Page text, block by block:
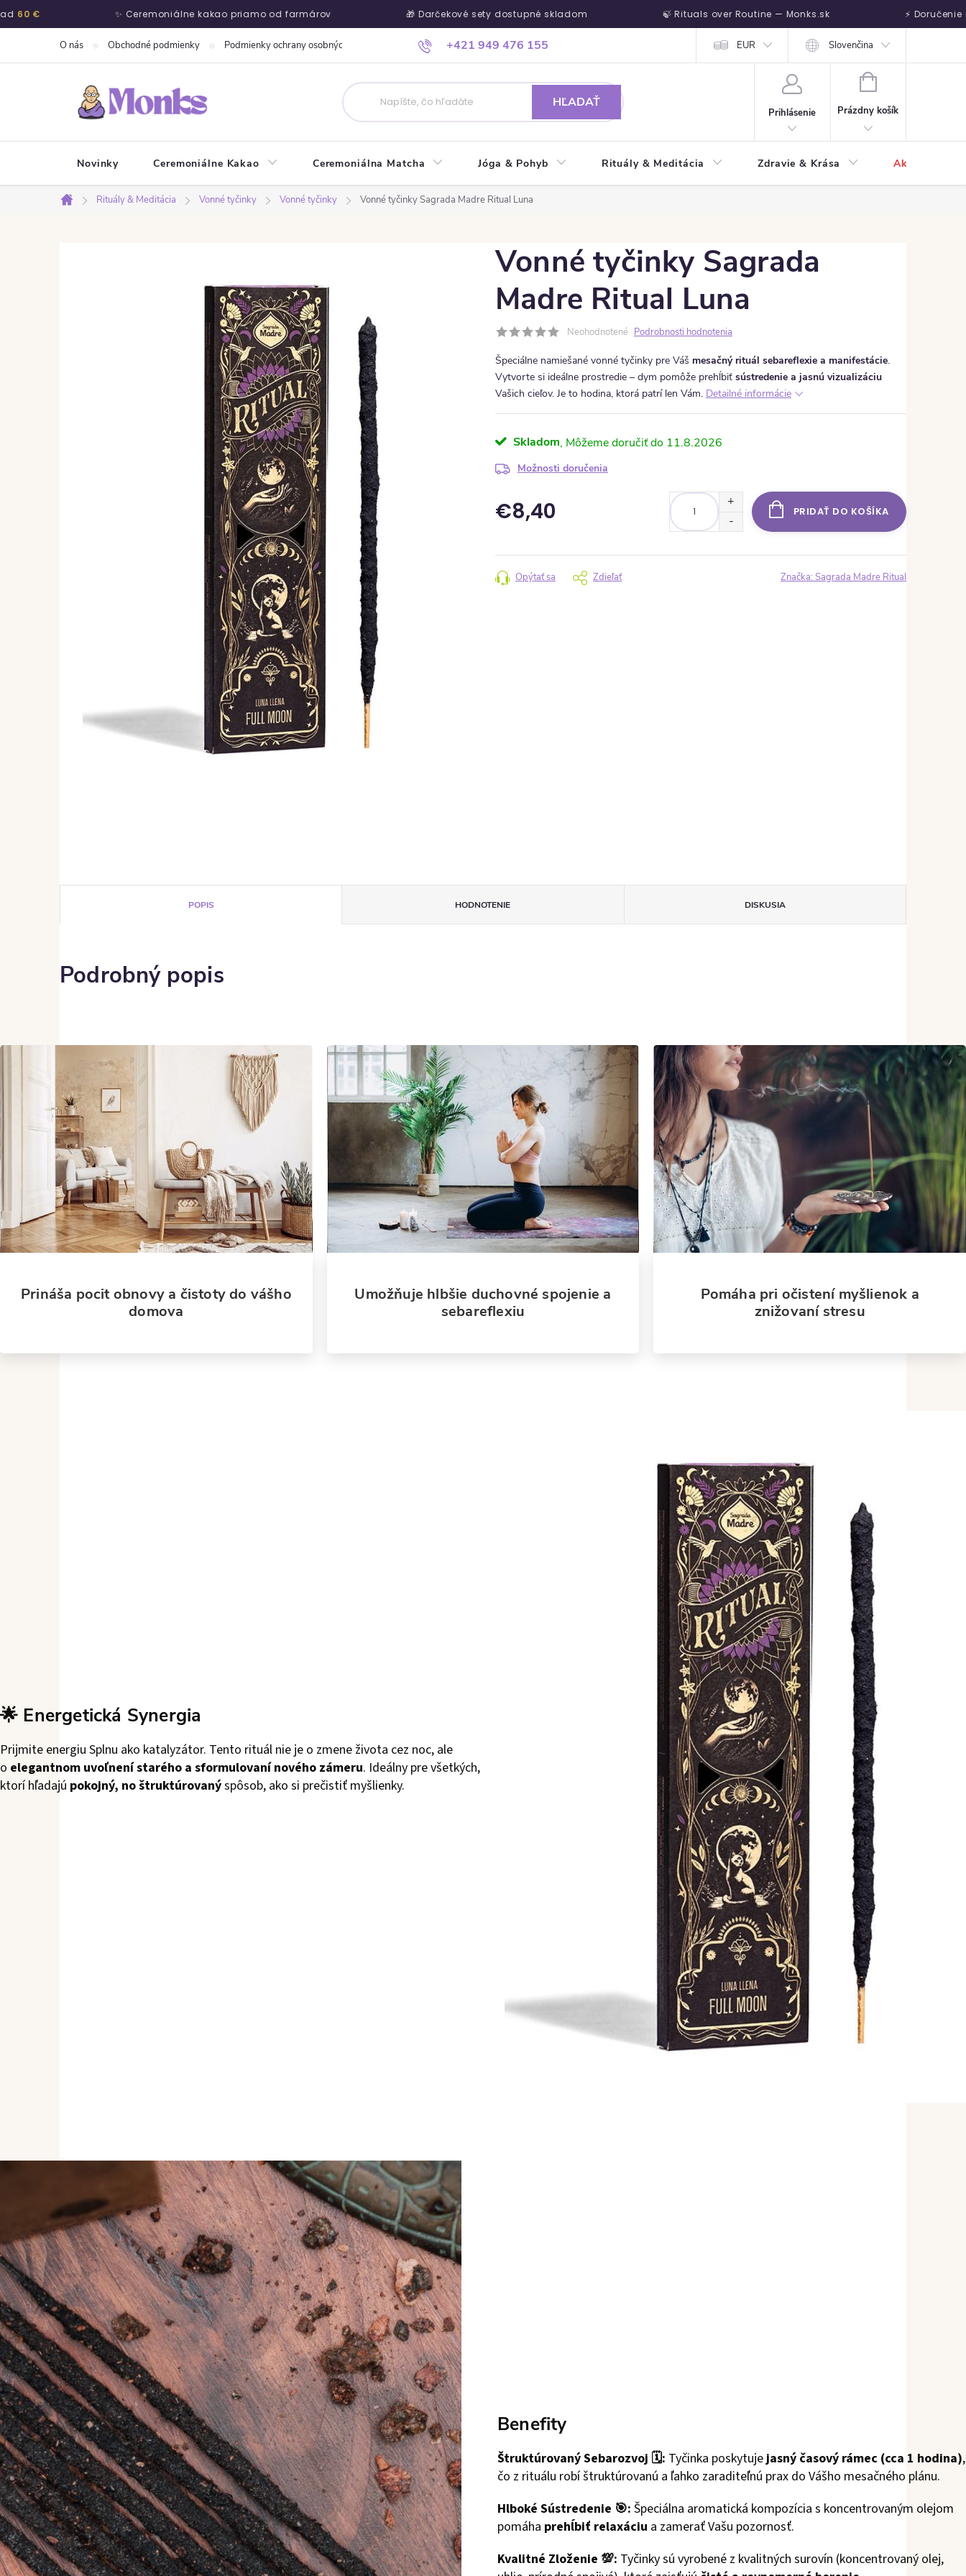
€ ✨ Ceremoniálne kakao priamo od farmárov 🎁 Darčekové sety dostupné skladom 🍃 Rituals over Routine — Monks.sk ⚡ Doručenie na
Prejsť na obsah
+421 949 476 155
O nás Obchodné podmienky Podmienky ochrany osobných údajov Ako nakupovať Kontakty Vrátenie tovaru
EUR Slovenčina
HĽADAŤ
Prihlásenie
NÁKUPNÝ KOŠÍK
Prázdny košík
Novinky Ceremoniálne Kakao Ceremoniálna Matcha Jóga & Pohyb Rituály & Meditácia Zdravie & Krása Akcie
Domov
Rituály & Meditácia Vonné tyčinky Vonné tyčinky Vonné tyčinky Sagrada Madre Ritual Luna
Vonné tyčinky Sagrada
Madre Ritual Luna
Neohodnotené Podrobnosti hodnotenia
Špeciálne namiešané vonné tyčinky pre Váš mesačný rituál sebareflexie a manifestácie.
Vytvorte si ideálne prostredie – dym pomôže prehĺbiť sústredenie a jasnú vizualizáciu
Vašich cieľov. Je to hodina, ktorá patrí len Vám. Detailné informácie
Skladom 11.8.2026
Možnosti doručenia
€8,40 PRIDAŤ DO KOŠÍKA
Opýtať sa Zdieľať Značka: Sagrada Madre Ritual
POPIS HODNOTENIE DISKUSIA
Podrobný popis
Prináša pocit obnovy a čistoty do vášho
domova
Umožňuje hlbšie duchovné spojenie a
sebareflexiu
Pomáha pri očistení myšlienok a
znižovaní stresu
🌟 Energetická Synergia
Prijmite energiu Splnu ako katalyzátor. Tento rituál nie je o zmene života cez noc, ale
o elegantnom uvoľnení starého a sformulovaní nového zámeru. Ideálny pre všetkých,
ktorí hľadajú pokojný, no štruktúrovanýspôsob, ako si prečistiť myšlienky.
Benefity
Štruktúrovaný Sebarozvoj 🗓️: Tyčinka poskytujejasný časový rámec (cca 1 hodina),
čo z rituálu robí štruktúrovanú a ľahko zaraditeľnú prax do Vášho mesačného plánu.
Hlboké Sústredenie 🎯: Špeciálna aromatická kompozícia s koncentrovaným olejom
pomáha prehĺbiť relaxáciu a zamerať Vašu pozornosť.
Kvalitné Zloženie 💯: Tyčinky sú vyrobené z kvalitných surovín (koncentrovaný olej,